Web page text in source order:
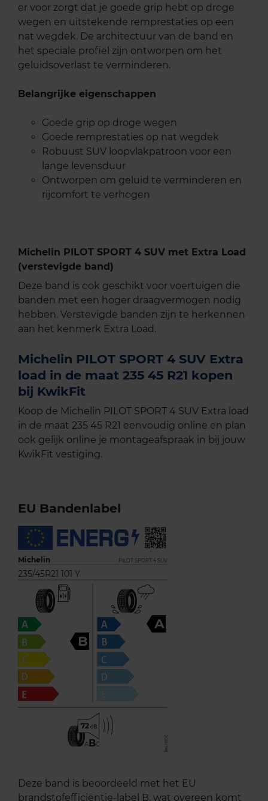
er voor zorgt dat je goede grip hebt op droge
wegen en uitstekende remprestaties op een
nat wegdek. De architectuur van de band en
het speciale profiel zijn ontworpen om het
geluidsoverlast te verminderen.
Belangrijke eigenschappen
Goede grip op droge wegen
Goede remprestaties op nat wegdek
Robuust SUV loopvlakpatroon voor een
lange levensduur
Ontworpen om geluid te verminderen en
rijcomfort te verhogen
Michelin PILOT SPORT 4 SUV met Extra Load
(verstevigde band)
Deze band is ook geschikt voor voertuigen die
banden met een hoger draagvermogen nodig
hebben. Verstevigde banden zijn te herkennen
aan het kenmerk Extra Load.
Michelin PILOT SPORT 4 SUV Extra
load in de maat 235 45 R21 kopen
bij KwikFit
Koop de Michelin PILOT SPORT 4 SUV Extra load
in de maat 235 45 R21 eenvoudig online en plan
ook gelijk online je montageafspraak in bij jouw
KwikFit vestiging.
EU Bandenlabel
Michelin PILOT SPORT 4 SUV
235/45R21 101 Y
B
A
72
ABC
Deze band is beoordeeld met het EU
brandstofefficiëntie-label B, wat overeen komt